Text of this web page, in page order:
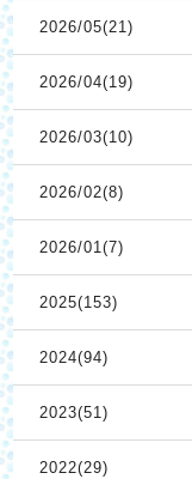
2026/05(21)
2026/04(19)
2026/03(10)
2026/02(8)
2026/01(7)
2025(153)
2024(94)
2023(51)
2022(29)